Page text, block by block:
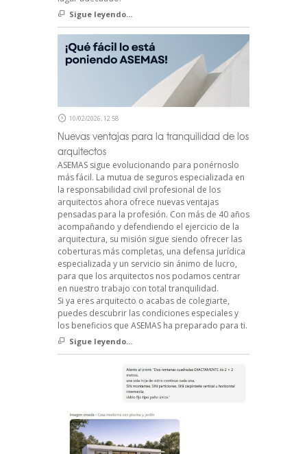
Sigue leyendo...
10/02/2026, 12:58
Nuevas ventajas para la tranquilidad de los
arquitectos
ASEMAS sigue evolucionando para ponérnoslo
más fácil. La mutua de seguros especializada en
la responsabilidad civil profesional de los
arquitectos ahora ofrece nuevas ventajas
pensadas para la profesión. Con más de 40 años
acompañando y defendiendo el ejercicio de la
arquitectura, su misión sigue siendo ofrecer las
coberturas más completas, una defensa jurídica
especializada y un servicio sin ánimo de lucro,
para que los arquitectos nos podamos centrar
en nuestro trabajo con total tranquilidad.
Si ya eres arquitecto o acabas de colegiarte,
puedes descubrir las condiciones especiales y
los beneficios que ASEMAS ha preparado para ti.
Sigue leyendo...